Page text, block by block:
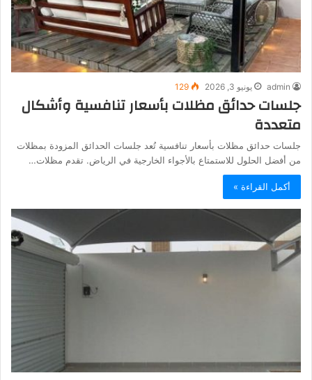
admin يونيو 3, 2026 129
جلسات حدائق مظلات بأسعار تنافسية وأشكال
متعددة
جلسات حدائق مظلات بأسعار تنافسية تُعد جلسات الحدائق المزودة بمظلات
من أفضل الحلول للاستمتاع بالأجواء الخارجية في الرياض. تقدم مظلات…
أكمل القراءة »